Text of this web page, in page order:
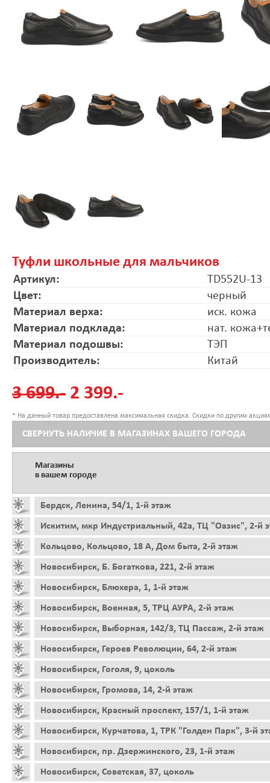
Туфли школьные для мальчиков
Артикул:
TD552U-13
Цвет:
черный
Материал верха:
иск. кожа
Материал подклада:
нат.
Материал подошвы:
ТЭП
Производитель:
Китай
3 699.- 2 399.-
* На данный товар предоставлена максимальная скидка. Скидки по другим
СВЕРНУТЬ НАЛИЧИЕ В МАГАЗИНАХ ВАШЕГО ГОРОДА
Магазины
в вашем городе
Бердск, Ленина, 54/1, 1-й этаж
Искитим, мкр Индустриальный, 42а, ТЦ "Оазис", 2-й
Кольцово, Кольцово, 18 А, Дом быта, 2-й этаж
Новосибирск, Б. Богаткова, 221, 2-й этаж
Новосибирск, Блюхера, 1, 1-й этаж
Новосибирск, Военная, 5, ТРЦ АУРА, 2-й этаж
Новосибирск, Выборная, 142/3, ТЦ Пассаж, 2-й этаж
Новосибирск, Героев Революции, 64, 2-й этаж
Новосибирск, Гоголя, 9, цоколь
Новосибирск, Громова, 14, 2-й этаж
Новосибирск, Красный проспект, 157/1, 1-й этаж
Новосибирск, Курчатова, 1, ТРК "Голден Парк", 3-й
Новосибирск, пр. Дзержинского, 23, 1-й этаж
Новосибирск, Советская, 37, цоколь